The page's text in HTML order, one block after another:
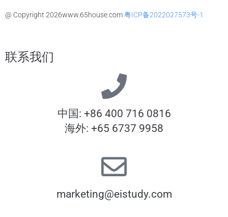
@ Copyright 2026www.65house.com粤ICP备2022027573号-1
联系我们
中国: +86 400 716 0816
海外: +65 6737 9958
marketing@eistudy.com